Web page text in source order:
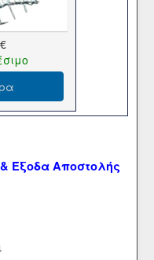
Έξοδα Αποστολής